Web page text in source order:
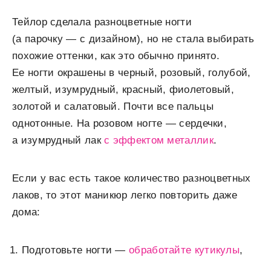
Тейлор сделала разноцветные ногти
(а парочку — с дизайном), но не стала выбирать
похожие оттенки, как это обычно принято.
Ее ногти окрашены в черный, розовый, голубой,
желтый, изумрудный, красный, фиолетовый,
золотой и салатовый. Почти все пальцы
однотонные. На розовом ногте — сердечки,
а изумрудный лакс эффектом металлик.
Если у вас есть такое количество разноцветных
лаков, то этот маникюр легко повторить даже
дома:
Подготовьте ногти —обработайте кутикулы,